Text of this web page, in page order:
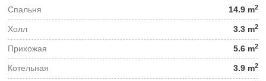
Спальня 14.9 m2
Холл 3.3 m2
Прихожая 5.6 m2
Котельная 3.9 m2